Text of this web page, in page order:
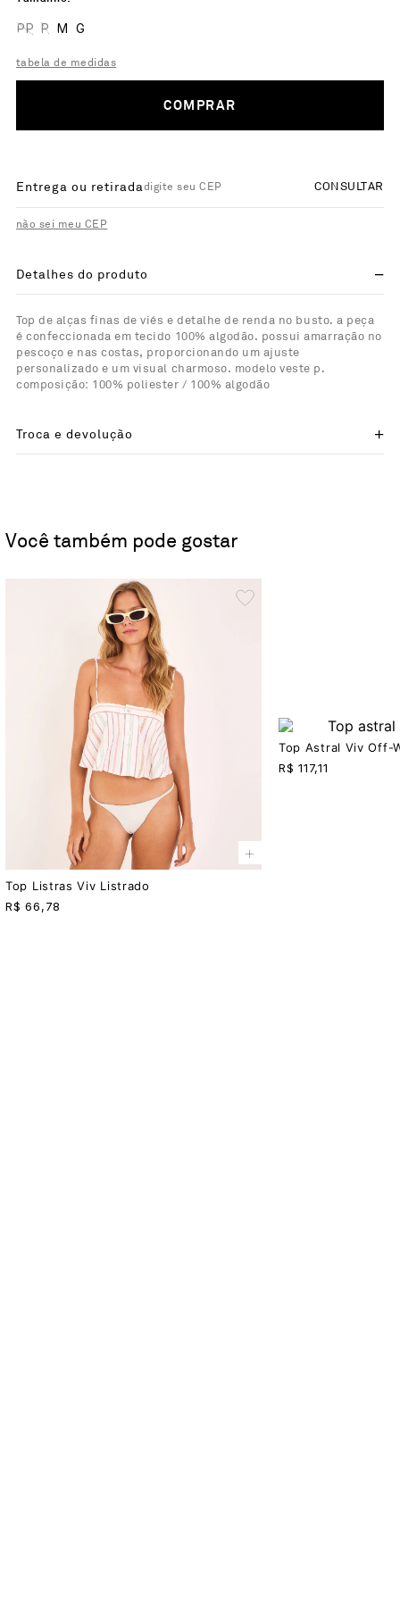
PP P M G
tabela de medidas
COMPRAR
Entrega ou retirada CONSULTAR
não sei meu CEP
Detalhes do produto
Top de alças finas de viés e detalhe de renda no busto. a peça
é confeccionada em tecido 100% algodão. possui amarração no
pescoço e nas costas, proporcionando um ajuste
personalizado e um visual charmoso. modelo veste p.
composição: 100% poliester / 100% algodão
Troca e devolução
Você também pode gostar
Top Listras Viv Listrado
+
R$ 66,78
Top Astral Viv Off-
R$ 117,11